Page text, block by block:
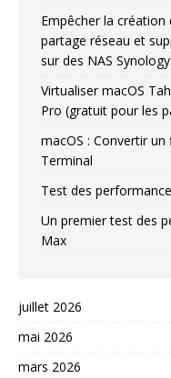
Empêcher la création
partage réseau et
sur des NAS
Virtualiser macOS
Pro (gratuit pour les
macOS : Convertir
Terminal
Test des
Un premier test des
Max
juillet 2026
mai 2026
mars 2026